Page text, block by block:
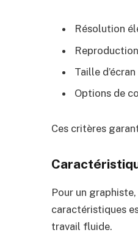
Résolution
Taille
Options de
Ces critères
Pour un
caractéristiques
travail fluide.